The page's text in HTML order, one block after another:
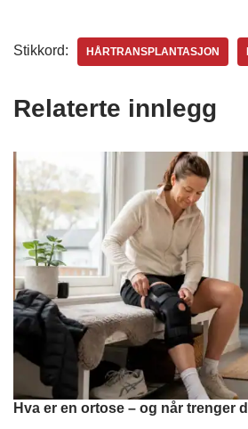
Stikkord: HÅRTRANSPLANTASJON
Relaterte innlegg
Hva er en ortose – og når trenger